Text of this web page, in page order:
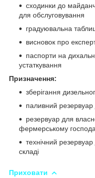
сходинки до
для обслуговування
градуювальна
висновок про
паспорти на
устаткування
Призначення:
зберігання
паливний
резервуар для
фермерському
технічний
складі
Приховати